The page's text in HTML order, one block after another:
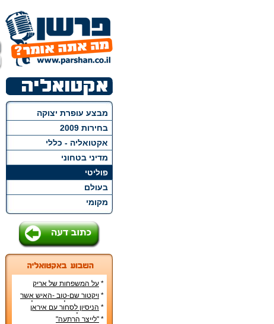
מבצע עופרת יצוקה
בחירות 2009
אקטואליה - כללי
מדיני בטחוני
פוליטי
בעולם
מקומי
* על המשפחות של אריק
איינשטיין ואורי זוהר
* ויקטור שם-טוב -האיש אשר
עיצב את מפלגת השמאל
מפ"ם
* הניסיון לסחור עם איראן
בדרכים לא-כשרות
* "לייצר הרתעה"